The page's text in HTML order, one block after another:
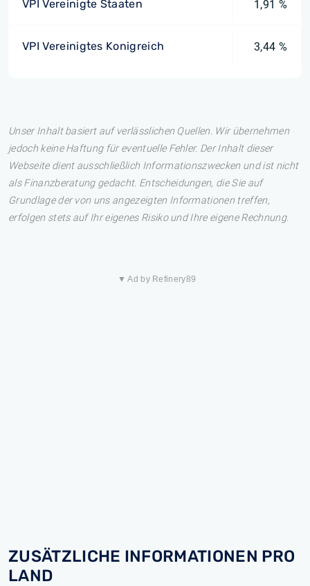
VPI Vereinigte Staaten 1,91 %
VPI Vereinigtes Konigreich 3,44 %
Unser Inhalt basiert auf verlässlichen Quellen. Wir übernehmen
jedoch keine Haftung für eventuelle Fehler. Der Inhalt dieser
Webseite dient ausschließlich Informationszwecken und ist nicht
als Finanzberatung gedacht. Entscheidungen, die Sie auf
Grundlage der von uns angezeigten Informationen treffen,
erfolgen stets auf Ihr eigenes Risiko und Ihre eigene Rechnung.
▼ Ad by Refinery89
ZUSÄTZLICHE INFORMATIONEN PRO
LAND